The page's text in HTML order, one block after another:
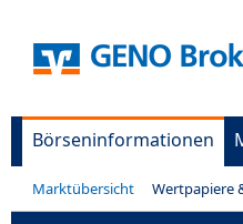
Börseninformationen
Marktübersicht Wertpapiere